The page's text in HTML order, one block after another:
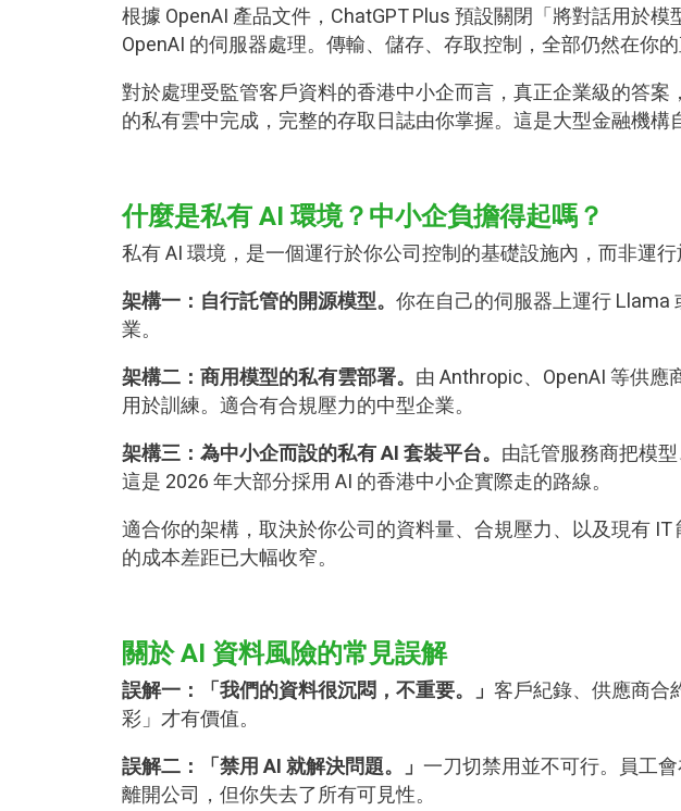
根據 OpenAI 產品文件，ChatGPT Plus 預設關閉「將對話用於
OpenAI 的伺服器處理。傳輸、儲存、存取控制，全部仍然在你的
對於處理受監管客戶資料的香港中小企而言，真正企業級的答
的私有雲中完成，完整的存取日誌由你掌握。這是大型金融機
什麼是私有 AI 環境？中小企負擔得起嗎？
私有 AI 環境，是一個運行於你公司控制的基礎設施內，而非運
架構一：自行託管的開源模型。 你在自己的伺服器上運行 Llama
業。
架構二：商用模型的私有雲部署。 由 Anthropic、OpenAI 等供
用於訓練。適合有合規壓力的中型企業。
架構三：為中小企而設的私有 AI 套裝平台。 由託管服務商把模
這是 2026 年大部分採用 AI 的香港中小企實際走的路線。
適合你的架構，取決於你公司的資料量、合規壓力、以及現有
的成本差距已大幅收窄。
關於 AI 資料風險的常見誤解
誤解一：「我們的資料很沉悶，不重要。」 客戶紀錄、供應商合
彩」才有價值。
誤解二：「禁用 AI 就解決問題。」 一刀切禁用並不可行。員工
離開公司，但你失去了所有可見性。